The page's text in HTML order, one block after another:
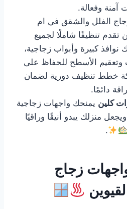
آمنة وفعالة.
الفلل والشقق في ام
تقدم تنظيفًا شاملًا لجميع
نوافذ كبيرة وأبواب زجاجية،
وتعقيم الأسطح للحفاظ على
خطط تنظيف دورية لضمان
دائمًا.
كلين يمنحك واجهات زجاجية
منزلك يبدو أنيقًا وراقيًا
.
زجاج